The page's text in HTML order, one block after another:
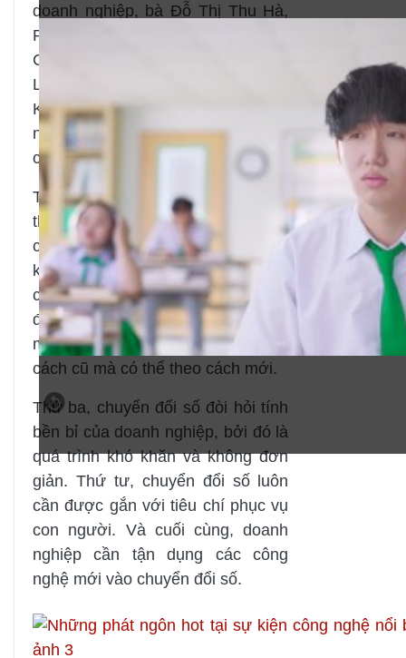
doanh nghiệp, bà Đỗ Thị Thu Hà,
Phó Tổng giám đốc, Lãnh đạo Khối
Cơ sở hạ tầng, Chính Phủ và Y tế
Lãnh đạo Tư vấn Giải pháp ESG,
KPMG Việt Nam & Campuchia
nhấn mạnh 5 điều doanh nghiệp
cần lưu ý với chuyển đổi số.
Thứ nhất, dù chuyển đổi số như
thế nào, các doanh nghiệp cũng
cần tập trung vào khách hàng, biết
khách hàng muốn gì để có thể
chuyển đổi số xung quanh nhu cầu
đó. Thứ hai, cần giữ thái độ cởi
mở khi chuyển đổi số, không theo
cách cũ mà có thể theo cách mới.
Thứ ba, chuyển đổi số đòi hỏi tính
bền bỉ của doanh nghiệp, bởi đó là
quá trình khó khăn và không đơn
giản. Thứ tư, chuyển đổi số luôn
cần được gắn với tiêu chí phục vụ
con người. Và cuối cùng, doanh
nghiệp cần tận dụng các công
nghệ mới vào chuyển đổi số.